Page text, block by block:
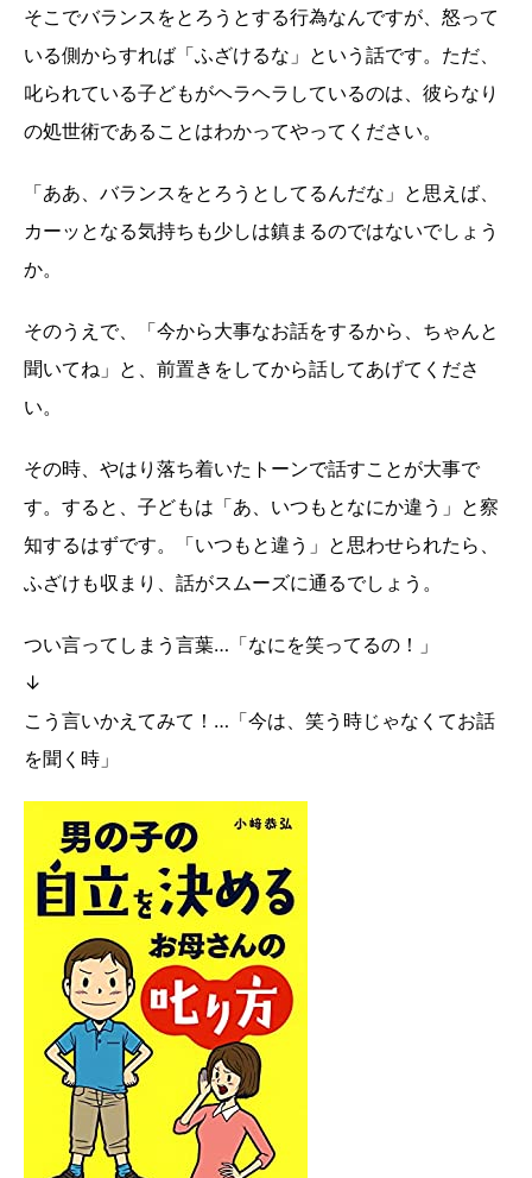
そこでバランスをとろうとする行為なんですが、怒って
いる側からすれば「ふざけるな」という話です。ただ、
叱られている子どもがヘラヘラしているのは、彼らなり
の処世術であることはわかってやってください。
「ああ、バランスをとろうとしてるんだな」と思えば、
カーッとなる気持ちも少しは鎮まるのではないでしょう
か。
そのうえで、「今から大事なお話をするから、ちゃんと
聞いてね」と、前置きをしてから話してあげてくださ
い。
その時、やはり落ち着いたトーンで話すことが大事で
す。すると、子どもは「あ、いつもとなにか違う」と察
知するはずです。「いつもと違う」と思わせられたら、
ふざけも収まり、話がスムーズに通るでしょう。
つい言ってしまう言葉…「なにを笑ってるの！」
↓
こう言いかえてみて！…「今は、笑う時じゃなくてお話
を聞く時」